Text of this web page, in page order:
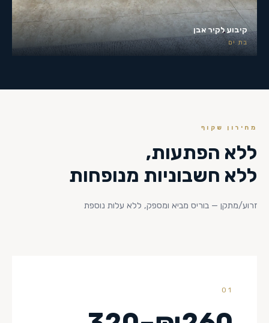
קיבוע לקיר אבן
בת ים
מחירון שקוף
ללא הפתעות,
ללא חשבוניות מנופחות
זרוע/מתקן — בוריס מביא ומספק, ללא עלות נוספת
01